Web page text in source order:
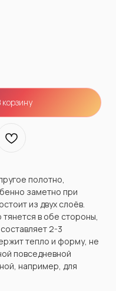
корзину
полотно,
заметно при
из двух слоёв.
в обе стороны,
2-3
тепло и форму, не
повседневной
например, для